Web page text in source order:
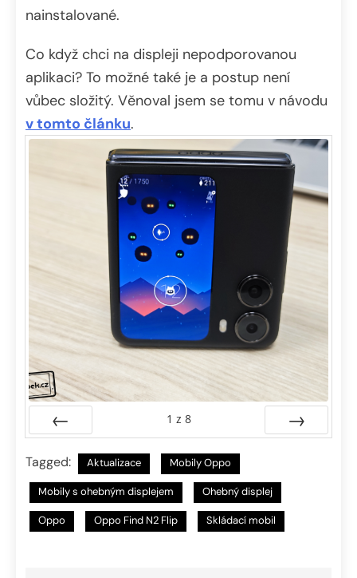
nainstalované.
Co když chci na displeji nepodporovanou
aplikaci? To možné také je a postup není
vůbec složitý. Věnoval jsem se tomu v návodu
v tomto článku.
1 z 8
Tagged: Aktualizace Mobily Oppo
Mobily s ohebným displejem Ohebný displej
Oppo Oppo Find N2 Flip Skládací mobil